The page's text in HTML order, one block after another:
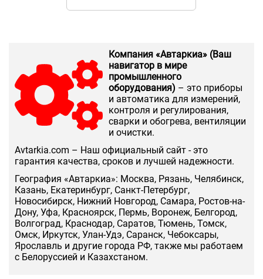
Компания «Автаркиа» (Ваш
навигатор в мире
промышленного
оборудования) – это приборы
и автоматика для измерений,
контроля и регулирования,
сварки и обогрева, вентиляции
и очистки.
Аvtarkia.com – Наш официальный сайт - это
гарантия качества, сроков и лучшей надежности.
География «Автаркиа»: Москва, Рязань, Челябинск,
Казань, Екатеринбург, Санкт-Петербург,
Новосибирск, Нижний Новгород, Самара, Ростов-на-
Дону, Уфа, Красноярск, Пермь, Воронеж, Белгород,
Волгоград, Краснодар, Саратов, Тюмень, Томск,
Омск, Иркутск, Улан-Удэ, Саранск, Чебоксары,
Ярославль и другие города РФ, также мы работаем
с Белоруссией и Казахстаном.